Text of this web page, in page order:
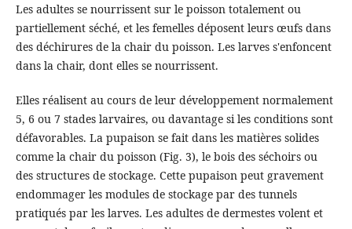
Les adultes se nourrissent sur le poisson totalement ou
partiellement séché, et les femelles déposent leurs œufs dans
des déchirures de la chair du poisson. Les larves s'enfoncent
dans la chair, dont elles se nourrissent.
Elles réalisent au cours de leur développement normalement
5, 6 ou 7 stades larvaires, ou davantage si les conditions sont
défavorables. La pupaison se fait dans les matières solides
comme la chair du poisson (Fig. 3), le bois des séchoirs ou
des structures de stockage. Cette pupaison peut gravement
endommager les modules de stockage par des tunnels
pratiqués par les larves. Les adultes de dermestes volent et